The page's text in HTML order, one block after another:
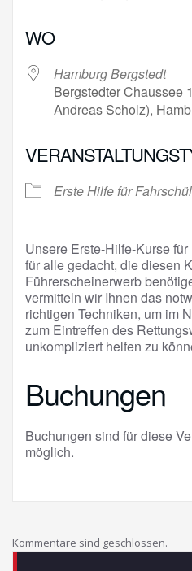
WO
Hamburg Bergstedt
Bergstedter Chaussee
Andreas Scholz),
Erste Hilfe für
Unsere Erste-Hilfe-Kurse
für alle gedacht, die diesen
Führerscheinerwerb
vermitteln wir Ihnen das
richtigen Techniken, um im
zum Eintreffen des
unkompliziert helfen zu
Buchungen
Buchungen sind für diese
möglich.
Kommentare sind geschlossen.